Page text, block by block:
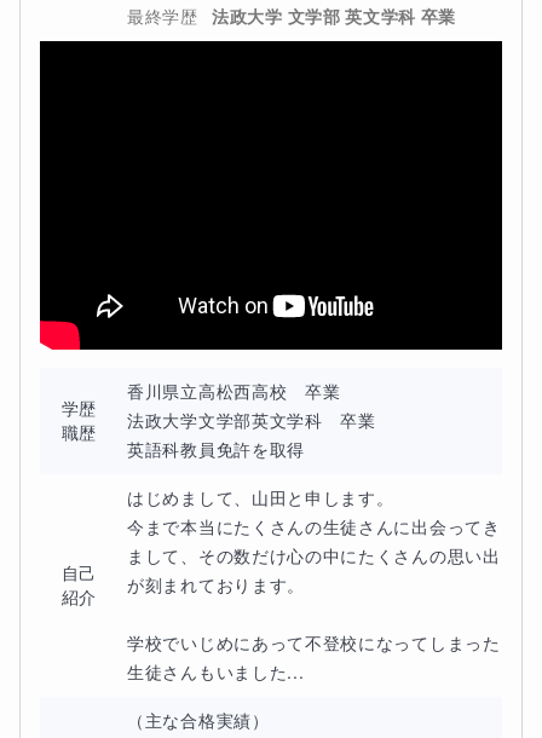
教材の選定・学習計画・インプットからアウトプットま
あとは私が責任を持って、みなさんがたどり着きたい
この夏、一緒に生まれ変わりましょう！
最終学歴
法政大学 文学部 英文学科 卒業
学歴
職歴
香川県立高松西高校　卒業
法政大学文学部英文学科　卒業
英語科教員免許を取得
自己
紹介
はじめまして、山田と申します。
今まで本当にたくさんの生徒さんに出会ってき
まして、その数だけ心の中にたくさんの思い出
が刻まれております。
学校でいじめにあって不登校になってしまった
生徒さんもいました...
（主な合格実績）